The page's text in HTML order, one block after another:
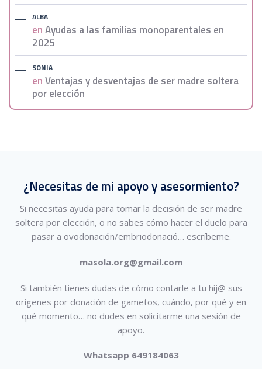
ALBA
enAyudas a las familias monoparentales en
2025
SONIA
enVentajas y desventajas de ser madre soltera
por elección
¿Necesitas de mi apoyo y asesormiento?
Si necesitas ayuda para tomar la decisión de ser madre
soltera por elección, o no sabes cómo hacer el duelo para
pasar a ovodonación/embriodonació… escríbeme.
masola.org@gmail.com
Si también tienes dudas de cómo contarle a tu hij@ sus
orígenes por donación de gametos, cuándo, por qué y en
qué momento… no dudes en solicitarme una sesión de
apoyo.
Whatsapp 649184063